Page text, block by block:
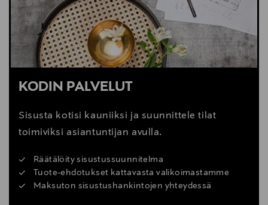
KODIN PALVELUT
Sisusta kotisi kauniiksi ja suunnittele tilat
toimiviksi asiantuntijan avulla.
Räätälöity sisustussuunnitelma
Tuote-ehdotukset kattavasta valikoimastamme
Maksuton sisustushankintojen yhteydessä